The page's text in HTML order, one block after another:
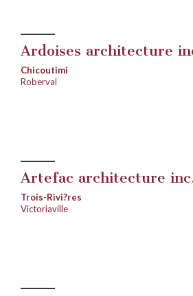
Ardoises architecture
Chicoutimi
Roberval
Artefac architecture
Trois-Rivi?res
Victoriaville